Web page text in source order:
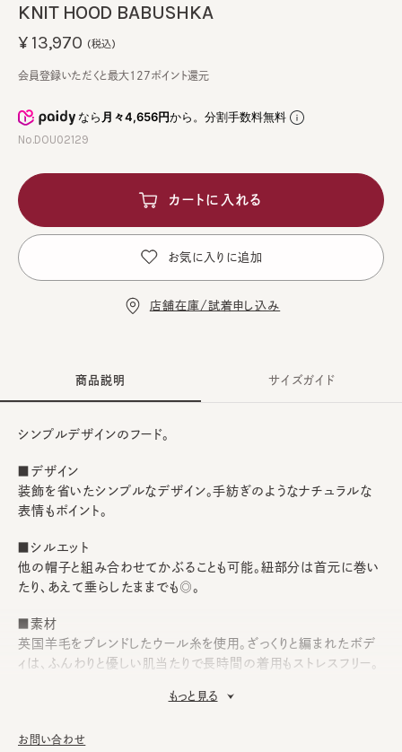
KNIT HOOD BABUSHKA
なら月々4,656円から。分割手数料無料
No.DOU02129
¥13,970 (税込)
会員登録いただくと最大127ポイント還元
カートに入れる
お気に入りに追加
店舗在庫/試着申し込み
商品説明
シンプルデザインのフード。
■デザイン
装飾を省いたシンプルなデザイン。手紡ぎのようなナチュラルな
表情もポイント。
■シルエット
他の帽子と組み合わせてかぶることも可能。紐部分は首元に巻い
たり、あえて垂らしたままでも◎。
■素材
英国羊毛をブレンドしたウール糸を使用。ざっくりと編まれたボデ
ィは、ふんわりと優しい肌当たりで長時間の着用もストレスフリー。
して、消臭・抗菌用のスプレーをお勧めしております。
もっと見る
サイズガイド
お問い合わせ